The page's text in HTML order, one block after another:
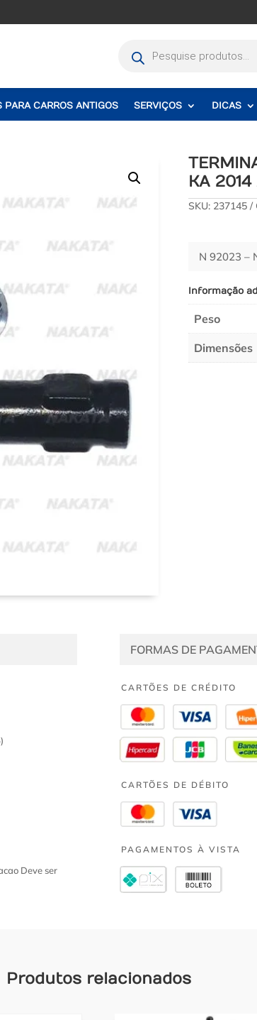
produtos
PARA CARROS ANTIGOS SERVIÇOS DICAS
KA 2014
SKU: 237145
N 92023 –
Informação
Peso
Dimensões
Deve ser
FORMAS DE
CARTÕES DE CRÉDITO
CARTÕES DE DÉBITO
PAGAMENTOS À VISTA
Produtos relacionados